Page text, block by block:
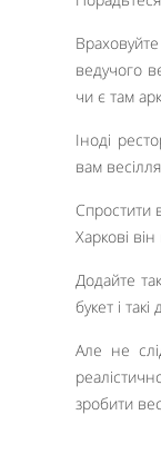
ведучого
чи є там
Іноді
вам
Спростити
Харкові
Додайте
букет і
Але не
зробити